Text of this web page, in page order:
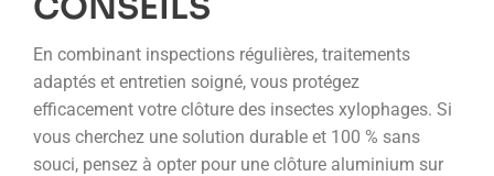
En combinant inspections régulières, traitements
adaptés et entretien soigné, vous protégez
efficacement votre clôture des insectes xylophages. Si
vous cherchez une solution durable et 100 % sans
souci, pensez à opter pour une clôture aluminium sur